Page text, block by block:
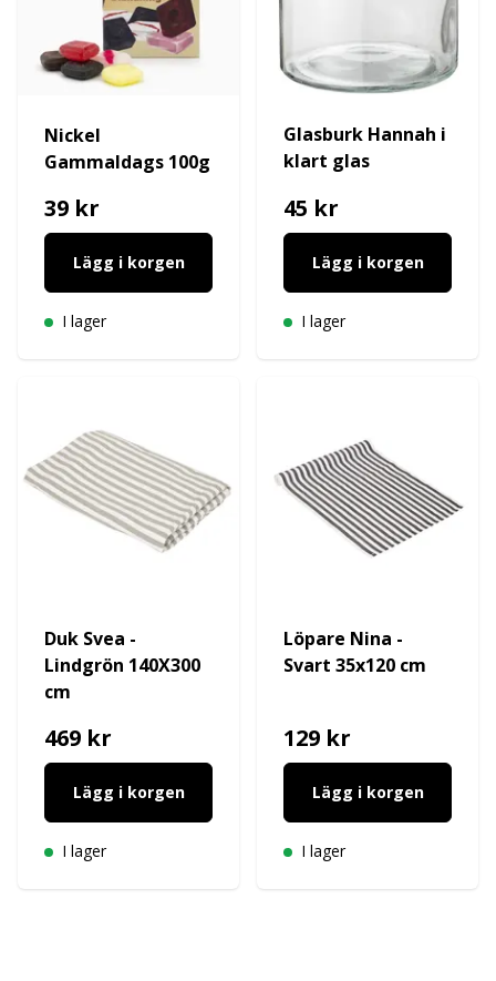
Nickel
Gammaldags 100g
39 kr
Lägg i korgen
I lager
Glasburk Hannah i
klart glas
45 kr
Lägg i korgen
I lager
Duk Svea -
Lindgrön 140X300
cm
469 kr
Lägg i korgen
I lager
Löpare Nina -
Svart 35x120 cm
129 kr
Lägg i korgen
I lager